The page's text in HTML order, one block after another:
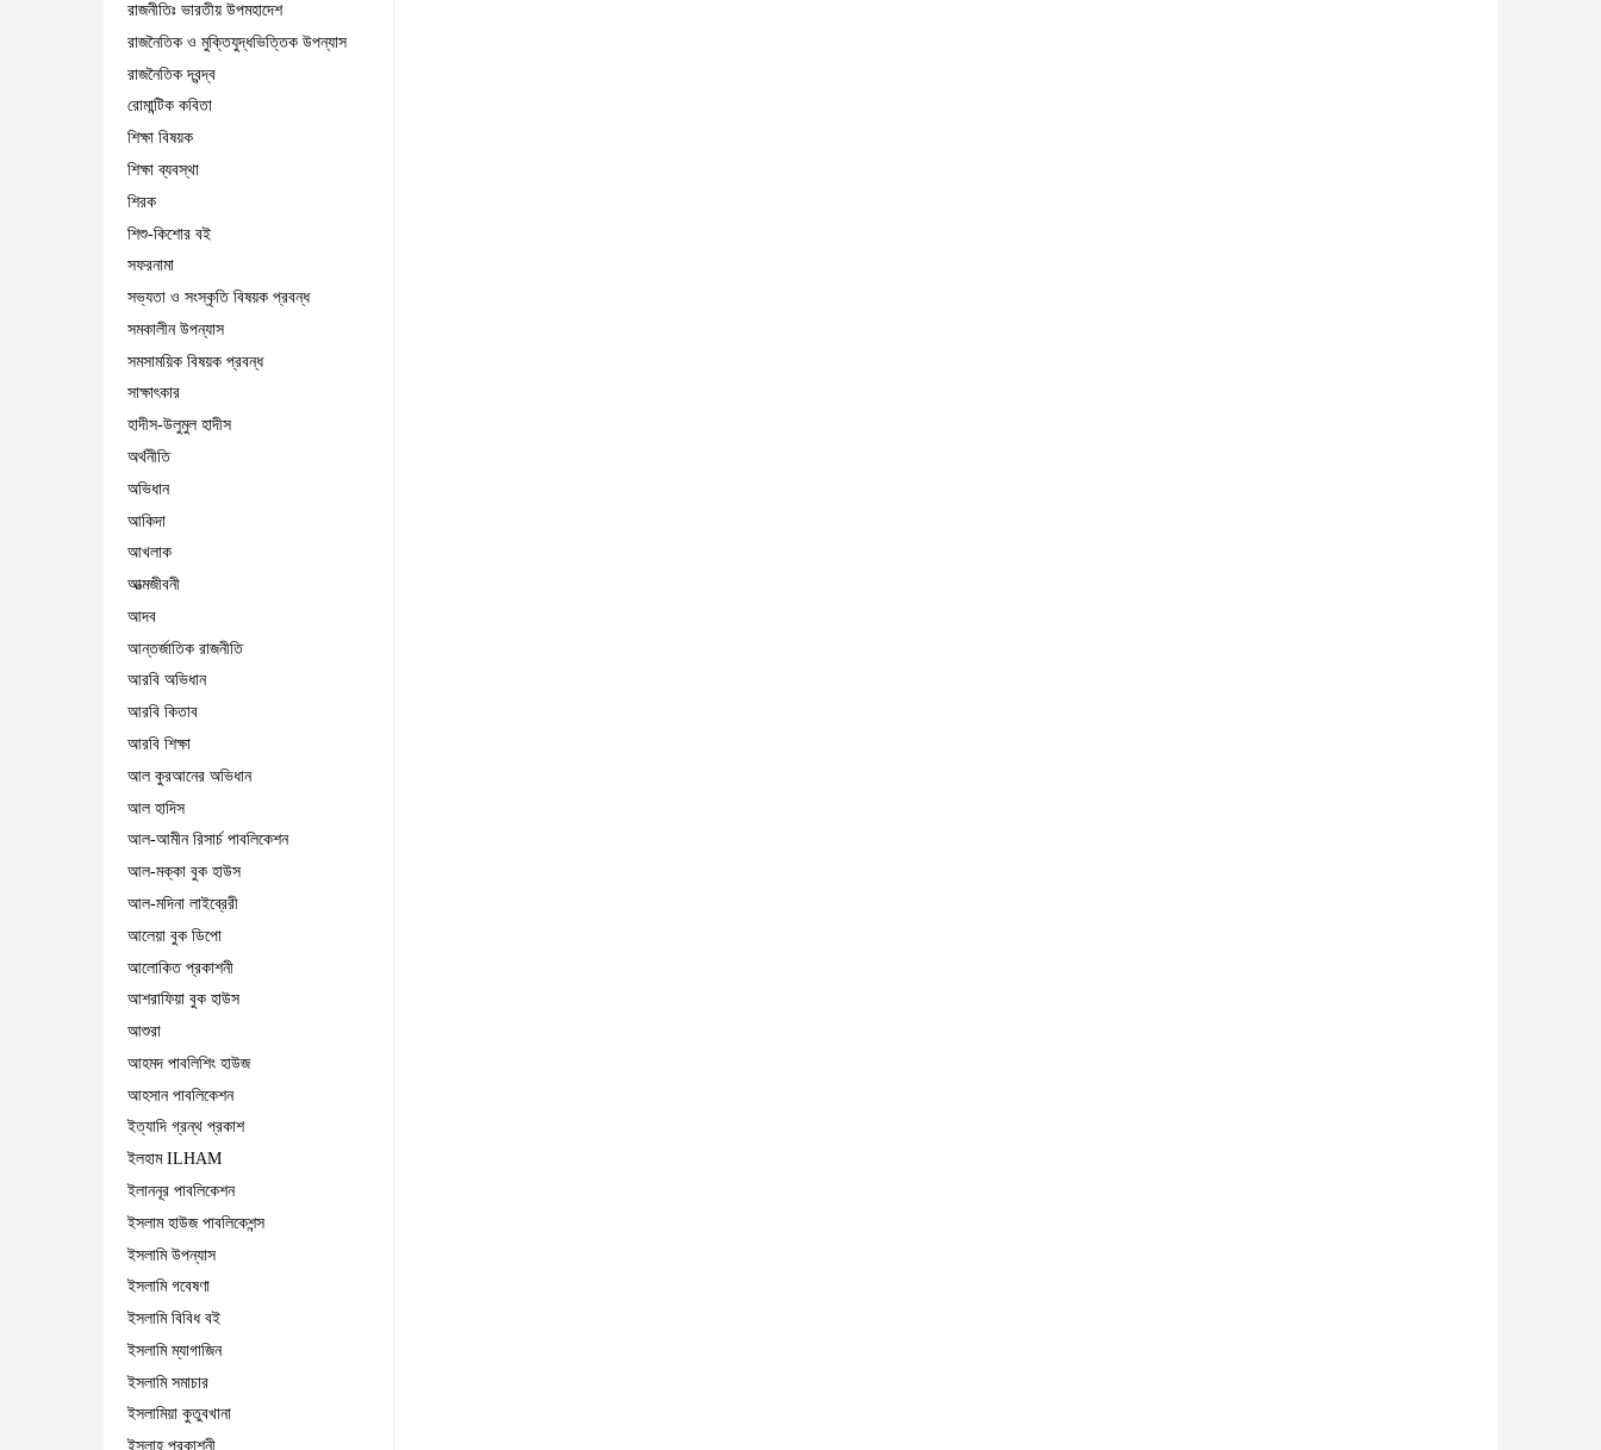
রাজনীতিঃ ভারতীয় উপমহাদেশ
রাজনৈতিক ও মুক্তিযুদ্ধভিত্তিক উপন্যাস
রাজনৈতিক দ্বন্দ্ব
রোমান্টিক কবিতা
শিক্ষা বিষয়ক
শিক্ষা ব্যবস্থা
শিরক
শিশু-কিশোর বই
সফরনামা
সভ্যতা ও সংস্কৃতি বিষয়ক প্রবন্ধ
সমকালীন উপন্যাস
সমসাময়িক বিষয়ক প্রবন্ধ
সাক্ষাৎকার
হাদীস-উলুমুল হাদীস
অর্থনীতি
অভিধান
আকিদা
আখলাক
আত্মজীবনী
আদব
আন্তর্জাতিক রাজনীতি
আরবি অভিধান
আরবি কিতাব
আরবি শিক্ষা
আল কুরআনের অভিধান
আল হাদিস
আল-আমীন রিসার্চ পাবলিকেশন
আল-মক্কা বুক হাউস
আল-মদিনা লাইব্রেরী
আলেয়া বুক ডিপো
আলোকিত প্রকাশনী
আশরাফিয়া বুক হাউস
আশুরা
আহমদ পাবলিশিং হাউজ
আহসান পাবলিকেশন
ইত্যাদি গ্রন্থ প্রকাশ
ইলহাম ILHAM
ইলাননূর পাবলিকেশন
ইসলাম হাউজ পাবলিকেশন্স
ইসলামি উপন্যাস
ইসলামি গবেষণা
ইসলামি বিবিধ বই
ইসলামি ম্যাগাজিন
ইসলামি সমাচার
ইসলামিয়া কুতুবখানা
ইসলাহ প্রকাশনী